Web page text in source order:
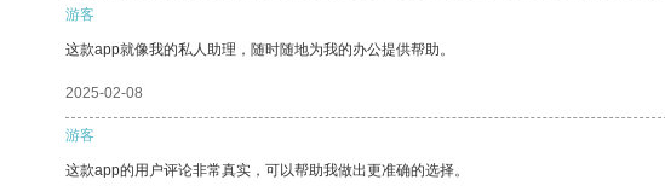
游客
这款app就像我的私人助理，随时随地为我的办公提供帮助。
2025-02-08
游客
这款app的用户评论非常真实，可以帮助我做出更准确的选择。